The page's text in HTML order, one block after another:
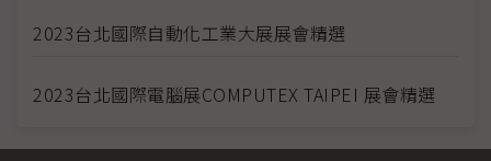
2023台北國際自動化工業大展展會精選
2023台北國際電腦展COMPUTEX TAIPEI 展會精選